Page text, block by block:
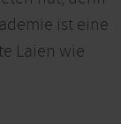
ist eine
Laien wie